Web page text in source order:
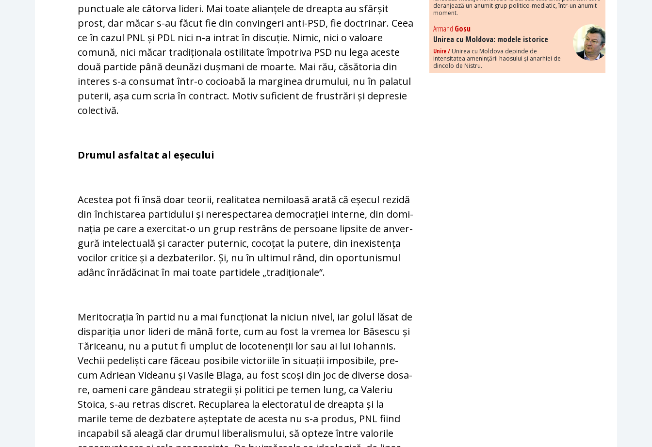
punctuale ale câ­torva lideri. Mai toate alianțele de dreap­ta au sfârșit
prost, dar măcar s-au făcut fie din convingeri anti-PSD, fie doc­trinar. Ceea
ce în cazul PNL și PDL nici n-a intrat în discuție. Nimic, nici o valoare
comună, nici măcar tra­di­ționala ostilitate împotriva PSD nu lega aceste
două partide până deunăzi dușmani de moarte. Mai rău, căsă­to­ria din
interes s-a consumat într-o cocioabă la marginea drumului, nu în palatul
puterii, așa cum scria în con­tract. Motiv suficient de frustrări și depresie
colectivă.
Drumul asfaltat al eșecului
Acestea pot fi însă doar teorii, rea­li­ta­tea nemiloasă arată că eșecul rezidă
din închistarea partidului și neres­pec­tarea democrației interne, din do­mi­
nația pe care a exercitat-o un grup re­strâns de persoane lipsite de an­ver­
gu­ră intelectuală și caracter puternic, co­coțat la putere, din inexistența
vo­cilor critice și a dezbaterilor. Și, nu în ultimul rând, din oportunismul
adânc înrădăcinat în mai toate par­tidele „tradiționale“.
Meritocrația în partid nu a mai func­ționat la niciun nivel, iar golul lăsat de
dispariția unor lideri de mână for­te, cum au fost la vremea lor Băsescu și
Tăriceanu, nu a putut fi umplut de locotenenții lor sau ai lui Iohannis.
Vechii pedeliști care făceau posibile vic­toriile în situații imposibile, pre­
cum Adriean Videanu și Vasile Blaga, au fost scoși din joc de diverse do­sa­
re, oameni care gândeau strategii și politici pe temen lung, ca Valeriu
Stoi­ca, s-au retras discret. Recuplarea la electoratul de dreapta și la
marile teme de dezbatere așteptate de acesta nu s-a produs, PNL fiind
incapabil să aleagă clar drumul liberalismului, să opteze între valorile
deranjează un anumit grup politico-mediatic, într-un anumit
moment.
Armand Gosu
Unirea cu Moldova: modele istorice
Unire / Unirea cu Moldova depinde de
intensitatea amenințării haosului și anarhiei de
dincolo de Nistru.